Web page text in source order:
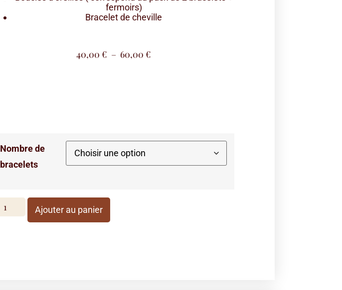
fermoirs)
Bracelet de cheville
40,00€ – 60,00€
Nombre de
bracelets
Ajouter au panier